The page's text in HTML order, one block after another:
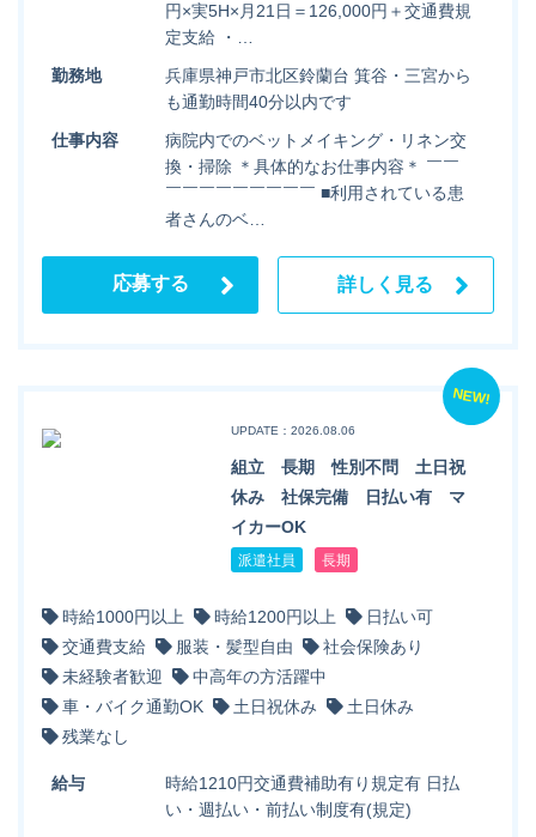
円×実5H×月21日＝126,000円＋交通費規
定支給 ・…
勤務地
兵庫県神戸市北区鈴蘭台 箕谷・三宮から
も通勤時間40分以内です
仕事内容
病院内でのベットメイキング・リネン交
換・掃除 ＊具体的なお仕事内容＊ ￣￣
￣￣￣￣￣￣￣￣￣ ■利用されている患
者さんのベ…
応募する 詳しく見る
NEW!
UPDATE：2026.08.06
組立 長期 性別不問 土日祝
休み 社保完備 日払い有 マ
イカーOK
派遣社員 長期
時給1000円以上 時給1200円以上
日払い可
交通費支給
服装・髪型自由
社会保険あり
未経験者歓迎
中高年の方活躍中
車・バイク通勤OK
土日祝休み
土日休み
残業なし
給与
時給1210円交通費補助有り規定有 日払
い・週払い・前払い制度有(規定)